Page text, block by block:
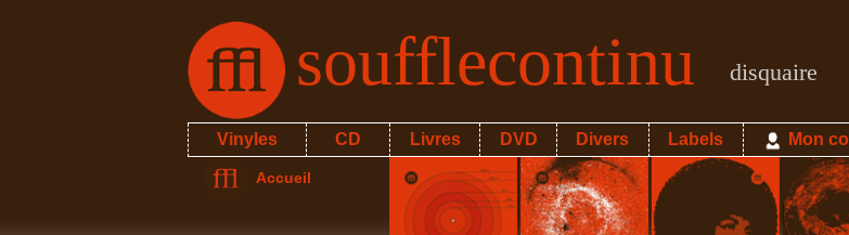
soufflecontinu disquaire
Vinyles CD Livres DVD Divers Labels Mon
Accueil